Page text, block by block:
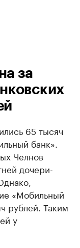
за
65 тысяч
банк».
Челнов
дочери-
«Мобильный
рублей. Таким
у